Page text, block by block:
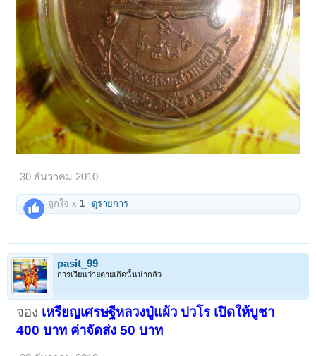
30 ธันวาคม 2010
ถูกใจ x 1 ดูรายการ
pasit_99
การเวียนว่ายตายเกิดนั้นน่ากลัว
จอง เหรียญเศรษฐีหลวงปู่แผ้ว ปวโร เปิดให้บูชา
400 บาท ค่าจัดส่ง 50 บาท